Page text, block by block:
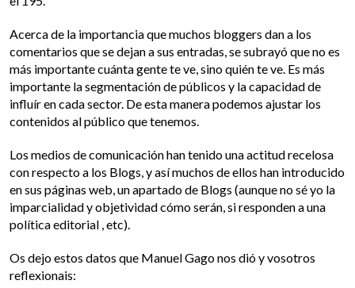
Acerca de la importancia que muchos bloggers dan a los
comentarios que se dejan a sus entradas, se subrayó que no es
más importante cuánta gente te ve, sino quién te ve. Es más
importante la segmentación de públicos y la capacidad de
influír en cada sector. De esta manera podemos ajustar los
contenidos al público que tenemos.
Los medios de comunicación han tenido una actitud recelosa
con respecto a los Blogs, y así muchos de ellos han introducido
en sus páginas web, un apartado de Blogs (aunque no sé yo la
imparcialidad y objetividad cómo serán, si responden a una
política editorial , etc).
Os dejo estos datos que Manuel Gago nos dió y vosotros
reflexionais: